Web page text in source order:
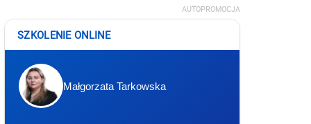
AUTOPROMOCJA
SZKOLENIE ONLINE
Małgorzata Tarkowska